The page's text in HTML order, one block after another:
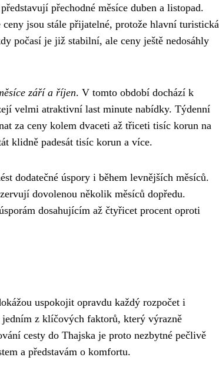
představují přechodné měsíce duben a listopad.
jsou stále přijatelné, protože hlavní turistická
počasí je již stabilní, ale ceny ještě nedosáhly
září a říjen. V tomto období dochází k
velmi atraktivní last minute nabídky. Týdenní
za ceny kolem dvaceti až třiceti tisíc korun na
klidně padesát tisíc korun a více.
dodatečné úspory i během levnějších měsíců.
dovolenou několik měsíců dopředu.
dosahujícím až čtyřicet procent oproti
uspokojit opravdu každý rozpočet i
jedním z klíčových faktorů, který výrazně
cesty do Thajska je proto nezbytné pečlivě
a představám o komfortu.